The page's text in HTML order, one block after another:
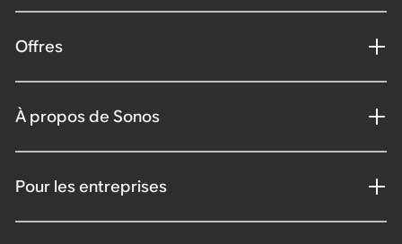
Offres
À propos de Sonos
Pour les entreprises